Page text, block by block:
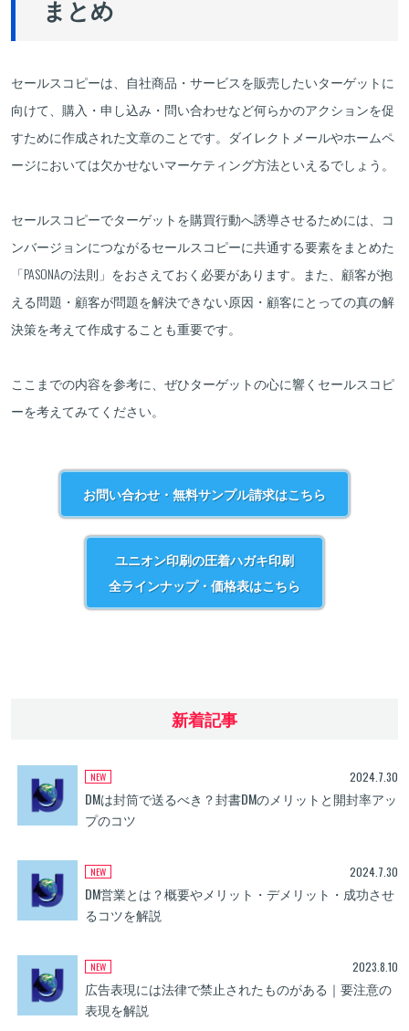
まとめ
セールスコピーは、自社商品・サービスを販売したいターゲットに
向けて、購入・申し込み・問い合わせなど何らかのアクションを促
すために作成された文章のことです。ダイレクトメールやホームペ
ージにおいては欠かせないマーケティング方法といえるでしょう。
セールスコピーでターゲットを購買行動へ誘導させるためには、コ
ンバージョンにつながるセールスコピーに共通する要素をまとめた
「PASONAの法則」をおさえておく必要があります。また、顧客が抱
える問題・顧客が問題を解決できない原因・顧客にとっての真の解
決策を考えて作成することも重要です。
ここまでの内容を参考に、ぜひターゲットの心に響くセールスコピ
ーを考えてみてください。
お問い合わせ・無料サンプル請求はこちら
ユニオン印刷の圧着ハガキ印刷
全ラインナップ・価格表はこちら
新着記事
2024.7.30
DMは封筒で送るべき？封書DMのメリットと開封率アッ
プのコツ
2024.7.30
DM営業とは？概要やメリット・デメリット・成功させ
るコツを解説
2023.8.10
広告表現には法律で禁止されたものがある｜要注意の
表現を解説